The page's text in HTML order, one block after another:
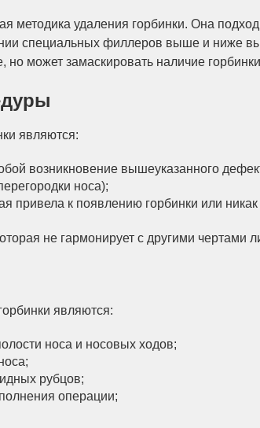
методика удаления горбинки. Она
специальных филлеров выше и ниже
но может замаскировать наличие
являются:
возникновение вышеуказанного
носа);
привела к появлению горбинки или
не гармонирует с другими чертами
являются:
носа и носовых ходов;
рубцов;
операции;